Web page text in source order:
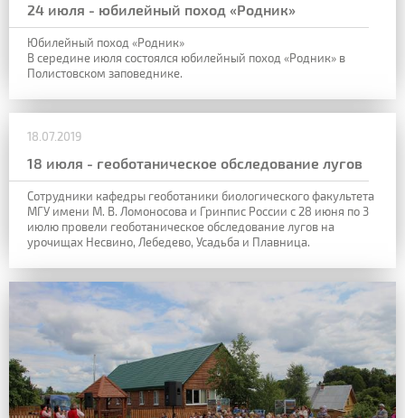
24 июля - юбилейный поход «Родник»
Юбилейный поход «Родник»
В середине июля состоялся юбилейный поход «Родник» в
Полистовском заповеднике.
18.07.2019
18 июля - геоботаническое обследование лугов
Сотрудники кафедры геоботаники биологического факультета
МГУ имени М. В. Ломоносова и Гринпис России с 28 июня по 3
июлю провели геоботаническое обследование лугов на
урочищах Несвино, Лебедево, Усадьба и Плавница.